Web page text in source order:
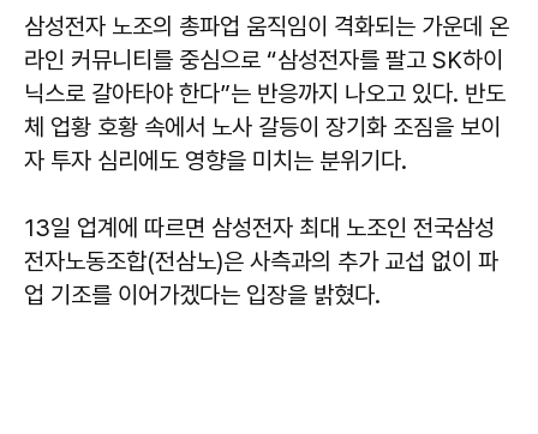
삼성전자 노조의 총파업 움직임이 격화되는 가운데 온
라인 커뮤니티를 중심으로 “삼성전자를 팔고 SK하이
닉스로 갈아타야 한다”는 반응까지 나오고 있다. 반도
체 업황 호황 속에서 노사 갈등이 장기화 조짐을 보이
자 투자 심리에도 영향을 미치는 분위기다.
13일 업계에 따르면 삼성전자 최대 노조인 전국삼성
전자노동조합(전삼노)은 사측과의 추가 교섭 없이 파
업 기조를 이어가겠다는 입장을 밝혔다.